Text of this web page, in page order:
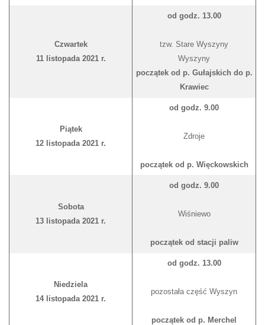
Czwartek
11 listopada 2021 r.
od godz. 13.00
tzw. Stare Wyszyny
Wyszyny
początek od p. Gułajskich do p.
Krawiec
Piątek
12 listopada 2021 r.
od godz. 9.00
Zdroje
początek od p. Więckowskich
Sobota
13 listopada 2021 r.
od godz. 9.00
Wiśniewo
początek od stacji paliw
Niedziela
14 listopada 2021 r.
od godz. 13.00
pozostała część Wyszyn
początek od p. Merchel